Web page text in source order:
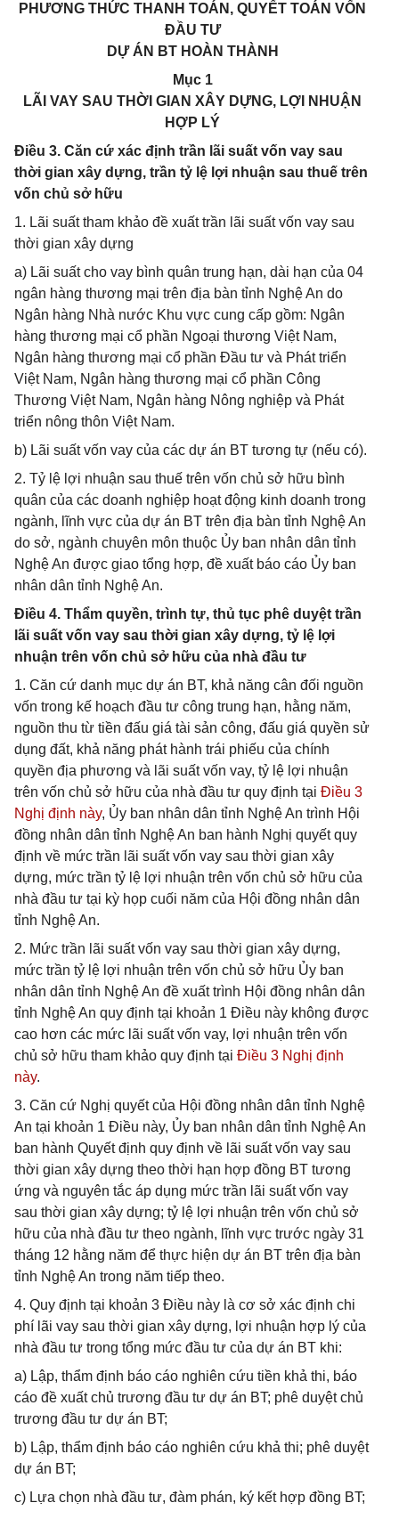
PHƯƠNG THỨC THANH TOÁN, QUYẾT TOÁN VỐN
ĐẦU TƯ
DỰ ÁN BT HOÀN THÀNH
Mục 1
LÃI VAY SAU THỜI GIAN XÂY DỰNG, LỢI NHUẬN
HỢP LÝ
Điều 3. Căn cứ xác định trần lãi suất vốn vay sau
thời gian xây dựng, trần tỷ lệ lợi nhuận sau thuế trên
vốn chủ sở hữu
1. Lãi suất tham khảo đề xuất trần lãi suất vốn vay sau
thời gian xây dựng
a) Lãi suất cho vay bình quân trung hạn, dài hạn của 04
ngân hàng thương mại trên địa bàn tỉnh Nghệ An do
Ngân hàng Nhà nước Khu vực cung cấp gồm: Ngân
hàng thương mại cổ phần Ngoại thương Việt Nam,
Ngân hàng thương mại cổ phần Đầu tư và Phát triển
Việt Nam, Ngân hàng thương mại cổ phần Công
Thương Việt Nam, Ngân hàng Nông nghiệp và Phát
triển nông thôn Việt Nam.
b) Lãi suất vốn vay của các dự án BT tương tự (nếu có).
2. Tỷ lệ lợi nhuận sau thuế trên vốn chủ sở hữu bình
quân của các doanh nghiệp hoạt động kinh doanh trong
ngành, lĩnh vực của dự án BT trên địa bàn tỉnh Nghệ An
do sở, ngành chuyên môn thuộc Ủy ban nhân dân tỉnh
Nghệ An được giao tổng hợp, đề xuất báo cáo Ủy ban
nhân dân tỉnh Nghệ An.
Điều 4. Thẩm quyền, trình tự, thủ tục phê duyệt trần
lãi suất vốn vay sau thời gian xây dựng, tỷ lệ lợi
nhuận trên vốn chủ sở hữu của nhà đầu tư
1. Căn cứ danh mục dự án BT, khả năng cân đối nguồn
vốn trong kế hoạch đầu tư công trung hạn, hằng năm,
nguồn thu từ tiền đấu giá tài sản công, đấu giá quyền sử
dụng đất, khả năng phát hành trái phiếu của chính
quyền địa phương và lãi suất vốn vay, tỷ lệ lợi nhuận
trên vốn chủ sở hữu của nhà đầu tư quy định tại Điều 3
Nghị định này, Ủy ban nhân dân tỉnh Nghệ An trình Hội
đồng nhân dân tỉnh Nghệ An ban hành Nghị quyết quy
định về mức trần lãi suất vốn vay sau thời gian xây
dựng, mức trần tỷ lệ lợi nhuận trên vốn chủ sở hữu của
nhà đầu tư tại kỳ họp cuối năm của Hội đồng nhân dân
tỉnh Nghệ An.
2. Mức trần lãi suất vốn vay sau thời gian xây dựng,
mức trần tỷ lệ lợi nhuận trên vốn chủ sở hữu Ủy ban
nhân dân tỉnh Nghệ An đề xuất trình Hội đồng nhân dân
tỉnh Nghệ An quy định tại khoản 1 Điều này không được
cao hơn các mức lãi suất vốn vay, lợi nhuận trên vốn
chủ sở hữu tham khảo quy định tại Điều 3 Nghị định
này.
3. Căn cứ Nghị quyết của Hội đồng nhân dân tỉnh Nghệ
An tại khoản 1 Điều này, Ủy ban nhân dân tỉnh Nghệ An
ban hành Quyết định quy định về lãi suất vốn vay sau
thời gian xây dựng theo thời hạn hợp đồng BT tương
ứng và nguyên tắc áp dụng mức trần lãi suất vốn vay
sau thời gian xây dựng; tỷ lệ lợi nhuận trên vốn chủ sở
hữu của nhà đầu tư theo ngành, lĩnh vực trước ngày 31
tháng 12 hằng năm để thực hiện dự án BT trên địa bàn
tỉnh Nghệ An trong năm tiếp theo.
4. Quy định tại khoản 3 Điều này là cơ sở xác định chi
phí lãi vay sau thời gian xây dựng, lợi nhuận hợp lý của
nhà đầu tư trong tổng mức đầu tư của dự án BT khi:
a) Lập, thẩm định báo cáo nghiên cứu tiền khả thi, báo
cáo đề xuất chủ trương đầu tư dự án BT; phê duyệt chủ
trương đầu tư dự án BT;
b) Lập, thẩm định báo cáo nghiên cứu khả thi; phê duyệt
dự án BT;
c) Lựa chọn nhà đầu tư, đàm phán, ký kết hợp đồng BT;